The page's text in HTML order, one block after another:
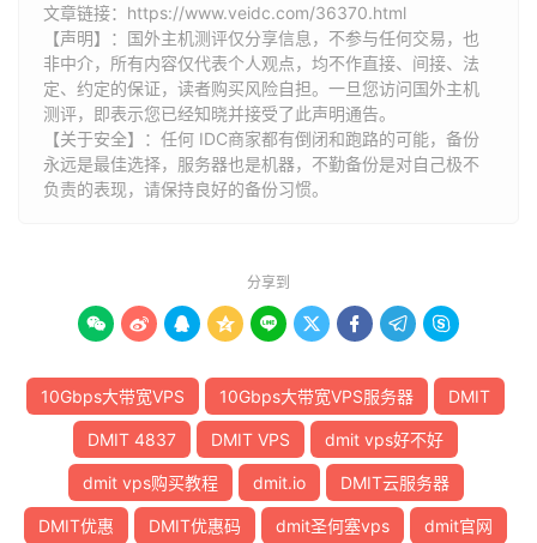
文章链接： https://www.veidc.com/36370.html
【声明】：国外主机测评仅分享信息，不参与任何交易，也
非中介，所有内容仅代表个人观点，均不作直接、间接、法
定、约定的保证，读者购买风险自担。一旦您访问国外主机
测评，即表示您已经知晓并接受了此声明通告。
【关于安全】：任何 IDC商家都有倒闭和跑路的可能，备份
永远是最佳选择，服务器也是机器，不勤备份是对自己极不
负责的表现，请保持良好的备份习惯。
分享到
        
10Gbps大带宽VPS 10Gbps大带宽VPS服务器 DMIT
DMIT 4837 DMIT VPS dmit vps好不好
dmit vps购买教程 dmit.io DMIT云服务器
DMIT优惠 DMIT优惠码 dmit圣何塞vps dmit官网